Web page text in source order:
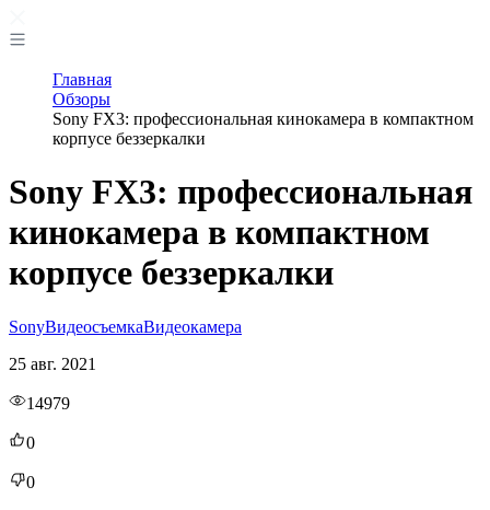
Главная
Обзоры
Sony FX3: профессиональная кинокамера в компактном
корпусе беззеркалки
Sony FX3: профессиональная
кинокамера в компактном
корпусе беззеркалки
SonyВидеосъемкаВидеокамера
25 авг. 2021
14979
0
0